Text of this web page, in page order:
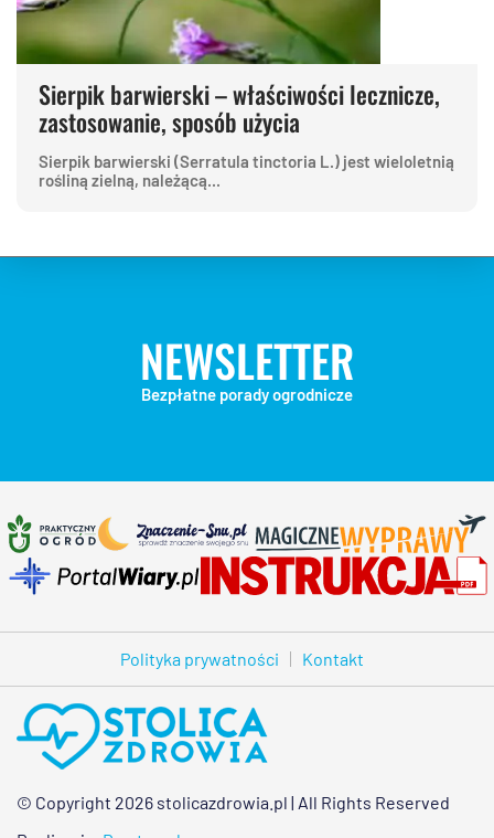
Sierpik barwierski – właściwości lecznicze,
zastosowanie, sposób użycia
Sierpik barwierski (Serratula tinctoria L.) jest wieloletnią
rośliną zielną, należącą...
NEWSLETTER
Bezpłatne porady ogrodnicze
Polityka prywatności Kontakt
© Copyright 2026 stolicazdrowia.pl | All Rights Reserved